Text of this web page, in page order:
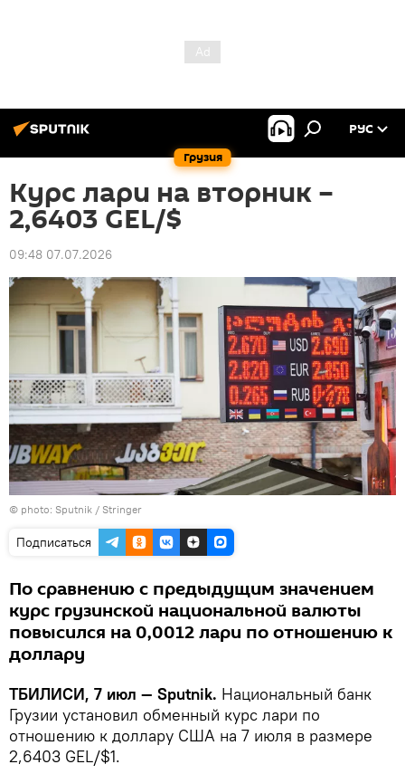
Грузия
РУС
Курс лари на вторник –
2,6403 GEL/$
09:48 07.07.2026
© photo: Sputnik / Stringer
Подписаться
По сравнению с предыдущим значением
курс грузинской национальной валюты
повысился на 0,0012 лари по отношению к
доллару
ТБИЛИСИ, 7 июл — Sputnik. Национальный банк
Грузии установил обменный курс лари по
отношению к доллару США на 7 июля в размере
2,6403 GEL/$1.